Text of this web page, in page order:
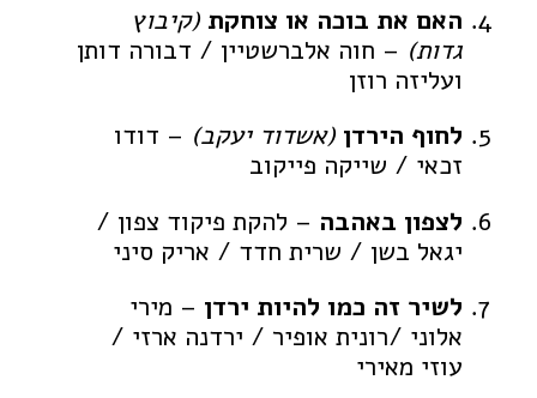
האם את בוכה או צוחקת (קיבוץ
גדות) – חוה אלברשטיין / דבורה דותן
ועליזה רוזן
לחוף הירדן (אשדוד יעקב) – דודו
זכאי / שייקה פייקוב
לצפון באהבה – להקת פיקוד צפון /
יגאל בשן / שרית חדד / אריק סיני
לשיר זה כמו להיות ירדן – מירי
אלוני /רונית אופיר / ירדנה ארזי /
עוזי מאירי